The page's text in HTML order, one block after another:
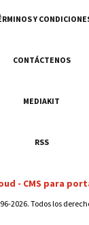
Y
CONTÁCTENOS
MEDIAKIT
RSS
- CMS para
2026. Todos los